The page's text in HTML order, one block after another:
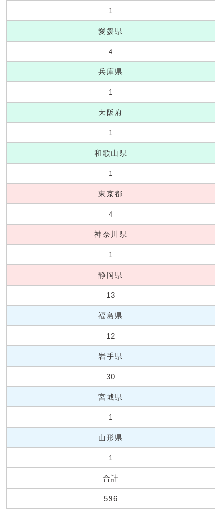
1
愛媛県
4
兵庫県
1
大阪府
1
和歌山県
1
東京都
4
神奈川県
1
静岡県
13
福島県
12
岩手県
30
宮城県
1
山形県
1
合計
596